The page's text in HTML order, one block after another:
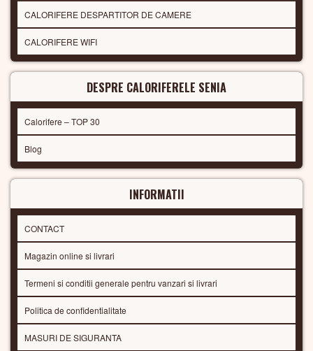
CALORIFERE DESPARTITOR DE CAMERE
CALORIFERE WIFI
DESPRE CALORIFERELE SENIA
Calorifere – TOP 30
Blog
INFORMATII
CONTACT
Magazin online si livrari
Termeni si conditii generale pentru vanzari si livrari
Politica de confidentialitate
MASURI DE SIGURANTA